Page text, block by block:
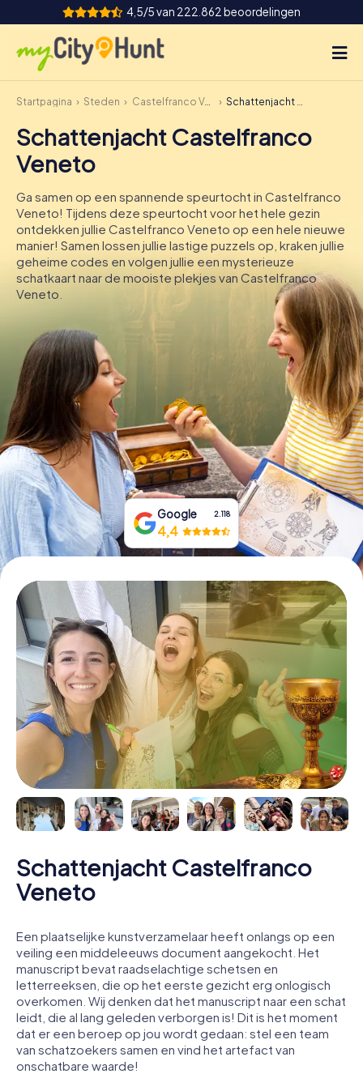
4,5/5 van 222.862 beoordelingen
Hoe het werkt
Steden
Teamevenement
Tickets
INT
DE
IE
IT
Boek tickets
Koop cadeaubonnen
Startpagina Steden Castelfranco Veneto Schattenjacht Castelfranco Veneto
Schattenjacht Castelfranco
Veneto
Ga samen op een spannende speurtocht in Castelfranco
Veneto! Tijdens deze speurtocht voor het hele gezin
ontdekken jullie Castelfranco Veneto op een hele nieuwe
manier! Samen lossen jullie lastige puzzels op, kraken jullie
geheime codes en volgen jullie een mysterieuze
schatkaart naar de mooiste plekjes van Castelfranco
Veneto.
Google 2.118
4,4
Schattenjacht Castelfranco
Veneto
Een plaatselijke kunstverzamelaar heeft onlangs op een
veiling een middeleeuws document aangekocht. Het
manuscript bevat raadselachtige schetsen en
letterreeksen, die op het eerste gezicht erg onlogisch
overkomen. Wij denken dat het manuscript naar een schat
leidt, die al lang geleden verborgen is! Dit is het moment
dat er een beroep op jou wordt gedaan: stel een team
van schatzoekers samen en vind het artefact van
onschatbare waarde!